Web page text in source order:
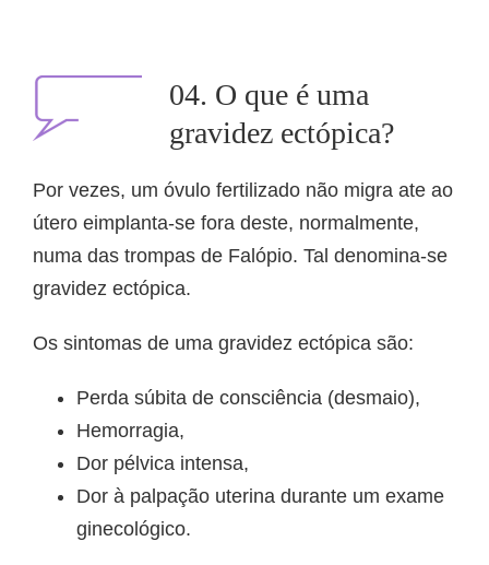
04. O que é uma
gravidez ectópica?
Por vezes, um óvulo fertilizado não migra ate ao
útero eimplanta-se fora deste, normalmente,
numa das trompas de Falópio. Tal denomina-se
gravidez ectópica.
Os sintomas de uma gravidez ectópica são:
Perda súbita de consciência (desmaio),
Hemorragia,
Dor pélvica intensa,
Dor à palpação uterina durante um exame
ginecológico.